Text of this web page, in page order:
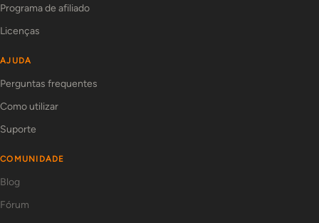
Programa de afiliado
Licenças
AJUDA
Perguntas frequentes
Como utilizar
Suporte
COMUNIDADE
Blog
Fórum